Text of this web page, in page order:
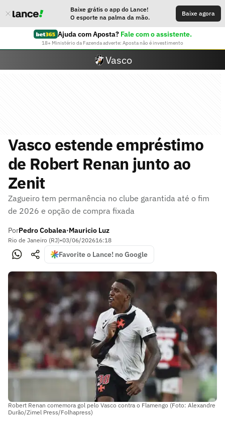
Baixe grátis o app do Lance!
O esporte na palma da mão.
Baixe agora
Ajuda com Aposta? Fale com o assistente.
18+ Ministério da Fazenda adverte: Aposta não é investimento
Vasco
Vasco estende empréstimo
de Robert Renan junto ao
Zenit
Zagueiro tem permanência no clube garantida até o fim
de 2026 e opção de compra fixada
PorPedro Cobalea•Mauricio Luz
Rio de Janeiro (RJ)•03/06/202616:18
Favorite o Lance! no Google
Robert Renan comemora gol pelo Vasco contra o Flamengo (Foto: Alexandre
Durão/Zimel Press/Folhapress)